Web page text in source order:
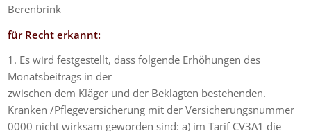
Berenbrink
für Recht erkannt:
1. Es wird festgestellt, dass folgende Erhöhungen des
Monatsbeitrags in der
zwischen dem Kläger und der Beklagten bestehenden.
Kranken /Pflegeversicherung mit der Versicherungsnummer
0000 nicht wirksam geworden sind: a) im Tarif CV3A1 die